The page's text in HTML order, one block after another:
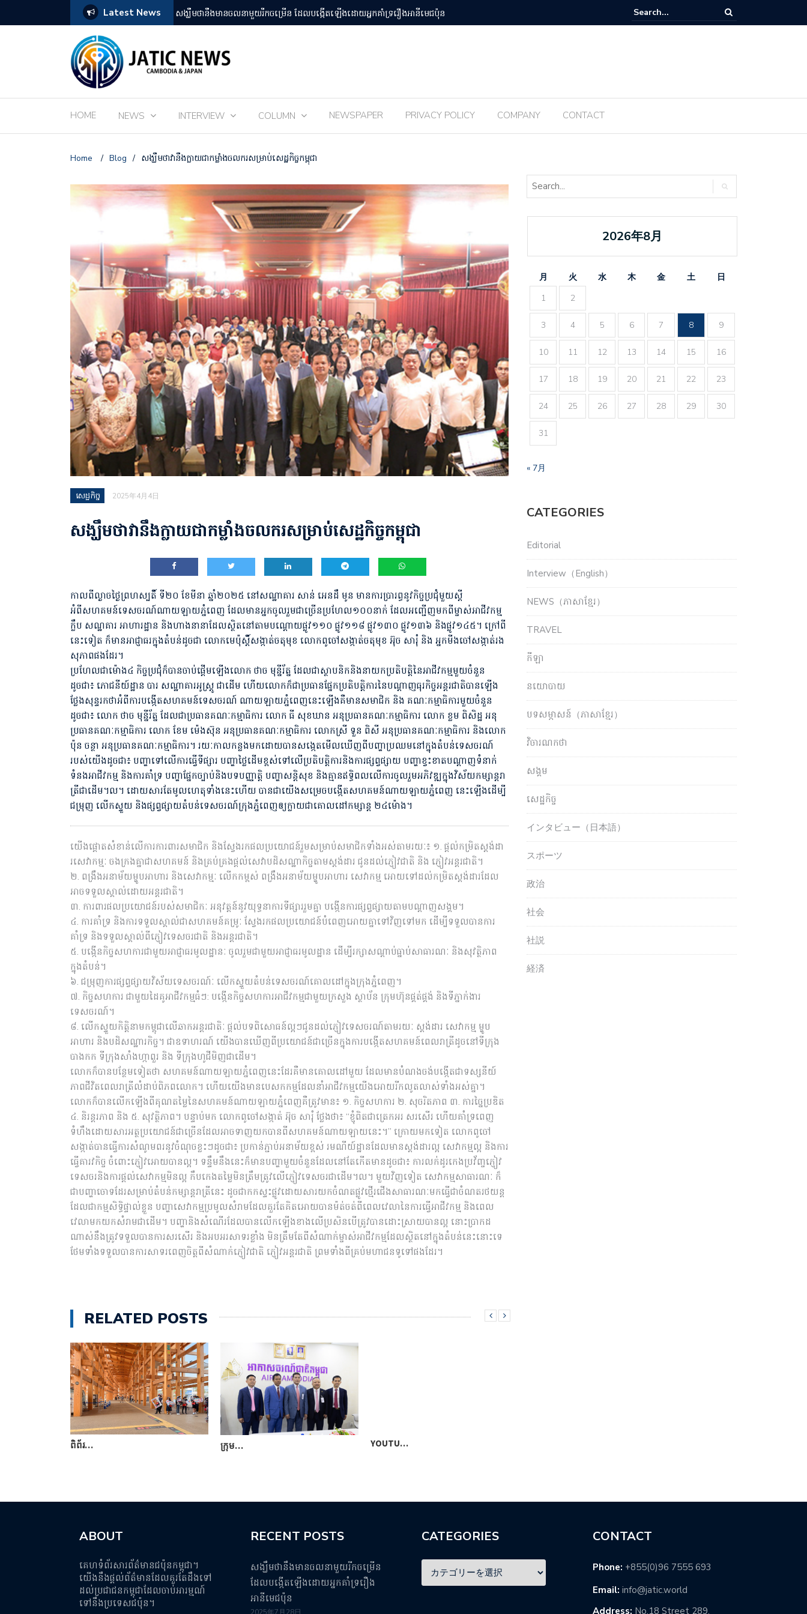
Latest News
ើងដោយអ្នកគាំទ្ររឿងអានីមេជប៉ុន ពិព័រណ៌ EXPO 2025 នៅតំបន់Osaka Kansai ពិធីបុណ្យ Tanabata ប្រចាំឆ្នាំ ២០២៥ ត្រូវបានធ្វើឡើងម្តងទៀតនៅឆ្នាំនេះ
HOME NEWS INTERVIEW COLUMN NEWSPAPER PRIVACY POLICY COMPANY CONTACT
Home / Blog / សង្ឃឹមថាវានឹងក្លាយជាកម្លាំងចលករសម្រាប់សេដ្ឋកិច្ចកម្ពុជា
សេដ្ឋកិច្ច 2025年4月4日
សង្ឃឹមថាវានឹងក្លាយជាកម្លាំងចលករសម្រាប់សេដ្ឋកិច្ចកម្ពុជា
កាលពីល្ងាចថ្ងៃព្រហស្បតិ៍ ទី២០ ខែមីនា ឆ្នាំ២០២៥ នៅសណ្ឋាគារ សាន់ អេនដឹ មូន មានការប្រារព្ធនូវកិច្ចប្រជុំមួយស្តី
អំពីសហគមន៍ទេសចរណ៍ណាយឡាយភ្នំពេញ ដែលមានអ្នកចូលរួមជាច្រើនប្រហែល១០០នាក់ ដែលអញ្ជើញមកពីម្ចាស់អាជីវកម្ម
ក្លឹប សណ្ឋគារ អាហារដ្ឋាន និងហាងនានាដែលស្ថិតនៅតាមបណ្តោយផ្លូវ១១០ ផ្លូវ១១៨ ផ្លូវ១៣០ ផ្លូវ១៣៦ និងផ្លូវ១៤៥។ ក្រៅពី
នេះទៀត ក៏មានអាជ្ញាធរក្នុងតំបន់ដូចជា លោកមេប៉ុស្តិ៍សង្កាត់ចតុមុខ លោកពូចៅសង្កាត់ចតុមុខ អ៊ុច សារុំ និង អ្នកមីងចៅសង្កាត់រង
សុភាពផងដែរ។
ប្រហែលជាម៉ោង៤ កិច្ចប្រជុំក៏បានចាប់ផ្តើមឡើងលោក ថាច មុន្នីរ័ត្ន ដែលជាស្ថាបនិកនិងនាយកប្រតិបត្តិនៃអាជីវកម្មមួយចំនួន
ដូចជា៖ ភោជនីយ៍ដ្ឋាន បារ សណ្ឋាគារអូស្រ្តូ ជាដើម ហើយលោកក៏ជាប្រធានផ្នែកប្រតិបត្តិការនៃបណ្តាញធុរកិច្ចអន្តរជាតិបានឡើង
ថ្លែងសុន្ទរកថាអំពីការបង្កើតសហគមន៍ទេសចរណ៍ ណាយឡាយភ្នំពេញនេះឡើងគឺមានសមាជិក និង គណៈកម្មាធិការមួយចំនួន
ដូចជា៖ លោក ថាច មុន្នីរ័ត្ន ដែលជាប្រធានគណៈកម្មាធិការ លោក ធី សុខឃាន អនុប្រធានគណៈកម្មាធិការ លោក ខ្លម ពិសិដ្ឋ អនុ
ប្រធានគណៈកម្មាធិការ លោក ខែម ម៉េងស៊ុន អនុប្រធានគណៈកម្មាធិការ លោកស្រី ទួន ពិសី អនុប្រធានគណៈកម្មាធិការ និង​លោក
ប៉ុន ចន្ថា អនុប្រធានគណៈកម្មាធិការ។ រយៈកាលកន្លងមកដោយបានសង្កេតមើលឃើញពីបញ្ហាប្រឈមនៅក្នុងតំបន់ទេសចរណ៍
របស់យើងដូចជា៖ បញ្ហាទៅលើការធ្វើទីផ្សារ បញ្ហាថ្លៃដើមខ្ពស់ទៅលើប្រតិបត្តិការនិងការផ្សព្វផ្សាយ បញ្ហាខ្វះខាតបណ្តាញទំនាក់
ទំនងអាជីវកម្ម និងការគាំទ្រ បញ្ហាផ្នែកច្បាប់និងបទបញ្ញាត្តិ បញ្ហាសន្តិសុខ និងគ្មានឥទ្ធិពលលើការចូលរួមអភិវឌ្ឍក្នុងវិស័យកម្សាន្តរា
ត្រីជាដើម។ល។ ដោយសារតែមូលហេតុទាំងនេះហើយ បានជាយើងសម្រេចបង្កើតសហគមន៍ណាយឡាយភ្នំពេញ នេះឡើងដើម្បី
ជម្រុញ លើកស្ទួយ និងផ្សព្វផ្សាយតំបន់ទេសចរណ៍ក្រុងភ្នំពេញឲ្យក្លាយជាគោលដៅកម្សាន្ត ២៤ម៉ោង។
យើងផ្តោតសំខាន់លើការការពារសមាជិក និងស្វែងរកផលប្រយោជន៍រួមសម្រាប់សមាជិកទាំងអស់តាមរយៈ៖ ១. ផ្តល់កម្រិតស្តង់ដា
រសេវាកម្មៈ ចងក្រងគ្នាជាសហគមន៍ និងគ្រប់គ្រងផ្តល់សេវាបដិសណ្ឋាកិច្ចតាមស្តង់ដារ ជូនដល់ភ្ញៀវជាតិ និង ភ្ញៀវអន្តរជាតិ។
២. ពង្រឹងអនាម័យម្ហូបអាហារ និងសេវាកម្មៈ លើកកម្ពស់ ពង្រឹងអនាម័យម្ហូបអាហារ សេវាកម្ម អោយទៅដល់កម្រិតស្តង់ដារដែល
អាចទទួលស្គាល់ដោយអន្តរជាតិ។
៣. ការពារផលប្រយោជន៍របស់សមាជិកៈ អនុវត្តន៍នូវយុទ្ធនាការទីផ្សាររួមគ្នា បង្កើនការផ្សព្វផ្សាយតាមបណ្តាញសង្គម។
៤. ការគាំទ្រ និងការទទួលស្គាល់ជាសហគមន៍គម្រូៈ ស្វែងរកផលប្រយោជន៍បំពេញអោយគ្នាទៅវិញទៅមក ដើម្បីទទួលបានការ
គាំទ្រ និងទទួលស្គាល់ពីភ្ញៀវទេសចរជាតិ និងអន្តរជាតិ។
៥. បង្កើនកិច្ចសហការជាមួយអាជ្ញាធរមូលដ្ឋានៈ ចូលរួមជាមួយអាជ្ញាធរមូលដ្ឋាន ដើម្បីរក្សាសណ្តាប់ធ្នាប់សាធារណៈ និងសុវត្ថិភាព
ក្នុងតំបន់។
៦. ជម្រុញការផ្សព្វផ្សាយវិស័យទេសចរណ៍ៈ លើកស្ទួយតំបន់ទេសចរណ៍គោលដៅក្នុងក្រុងភ្នំពេញ។
៧. កិច្ចសហការ ជាមួយដៃគូអាជីវកម្មធំៗ: បង្កើនកិច្ចសហការអាជីវកម្មជាមួយក្រសួង ស្ថាប័ន ក្រុមហ៊ុនផ្គត់ផ្គង់ និងទីភ្នាក់ងារ
ទេសចរណ៍។
៨. លើកស្ទួយកិត្តិនាមកម្ពុជាលើឆាកអន្តរជាតិៈ ផ្តល់បទពិសោធន៍ល្អៗជូនដល់ភ្ញៀវទេសចរណ៍តាមរយៈ ស្តង់ដារ សេវាកម្ម ម្ហូប
អាហារ និងបដិសណ្ឋារកិច្ច។ ជាឧទាហរណ៍ យើងបានឃើញពីប្រយោជន៍ជាច្រើនក្នុងការបង្កើតសហគមន៍ពេលរាត្រីដូចនៅទីក្រុង
បាងកក ទីក្រុងសាំងហ្កាពួរ និង ទីក្រុងហូជីមិញជាដើម។
លោកក៏បានបន្ថែមទៀតថា សហគមន៍ណាយឡាយភ្នំពេញនេះដែរគឺមានគោលដៅមួយ ដែលមានបំណងចង់បង្កើតជាទស្សនីយ៍
ភាពជីវិតពេលរាត្រីលំដាប់ពិភពលោក។ ហើយយើងមានបេសកកម្មដែលនាំអាជីវកម្មយើងអោយរីកលូតលាស់ទាំងអស់គ្នា។
លោកក៏បានលើកឡើងពីគុណតម្លៃនៃសហគមន៍ណាយឡាយភ្នំពេញគឺត្រូវមាន៖ ១. កិច្ចសហការ ២. សុចរិតភាព ៣. ការច្នៃប្រឌិត
៤.​ និរន្តរភាព និង ៥. សុវត្ថិភាព។ បន្ទាប់មក លោកពូចៅសង្កាត់ អ៊ុច សារុំ ថ្លែងថា៖ “ខ្ញុំពិតជាត្រេកអរ សរសើរ ហើយគាំទ្រពេញ
ទំហឹងដោយសារអត្ថប្រយោជន៍ជាច្រើនដែលអាចទាញយកបានពីសហគមន៍ណាយឡាយនេះ។” ក្រោយមកទៀត លោកពូចៅ
សង្កាត់បានធ្វើការសំណូមពរនូវចំណុចខ្លះៗដូចជា៖ ប្រកាន់ភ្ជាប់អនាម័យខ្ពស់ រមណីយ៍ដ្ឋានដែលមានស្តង់ដារល្អ សេវាកម្មល្អ និងការ
ធ្វើគារវកិច្ច ចំពោះភ្ញៀវអោយបានល្អ។ ទន្ទឹមនឹងនេះក៏មានបញ្ហាមួយចំនួនដែលនៅតែកើតមានដូចជា៖ ការលក់ដូរកេងប្រវ័ញ្ចភ្ញៀវ
ទេសចរនិងការផ្តល់សេវាកម្មមិនល្អ កឹបកេងតម្លៃមិនត្រឹមត្រូវលើភ្ញៀវទេសចរជាដើម។ល។ មួយវិញទៀត សេវាកម្មសាធារណៈ ក៏
ជាបញ្ហាចោទដែរសម្រាប់តំបន់កម្សាន្តរាត្រីនេះ ដូចជាកកស្ទះផ្លូវដោយសារយកចំណតផ្លូវថ្មើរជើងសាធារណៈមកធ្វើជាចំណតរថយន្ត
ដែលជាកម្មសិទ្ធិផ្ទាល់ខ្លួន បញ្ហាសេវាកម្មប្រមូលសំរាមដែលគួរតែគិតអោយបានម៉ត់ចត់ពីពេលវេលានៃការធ្វើអាជីវកម្ម និងពេល
វេលាមកយកសំរាមជាដើម។ បញ្ហានិងសំណើរដែលបានលើកឡើងខាងលើប្រសិនបើត្រូវបានដោះស្រាយបានល្អ នោះប្រាកដ
ណាស់នឹងត្រូវទទួលបានការសរសើរ និងអបអរសាទរខ្លាំង មិនត្រឹមតែពីសំណាក់ម្ចាស់អាជីវកម្មដែលស្ថិតនៅក្នុងតំបន់នេះនោះទេ
ថែមទាំងទទួលបានការសាទរពេញចិត្តពីសំណាក់ភ្ញៀវជាតិ ភ្ញៀវអន្តរជាតិ ព្រមទាំងពីគ្រប់មហាជនទូទៅផងដែរ។
RELATED POSTS
ពិព័រ… ក្រុម… YOUTU…
2026年8月
月 火 水 木 金 土
日
1
2
3 4 5 6 7 8 9
10 11 12 13 14 15 16
17 18 19 20 21 22 23
24 25 26 27 28 29 30
31
« 7月
CATEGORIES
Editorial
Interview（English）
NEWS（ភាសាខ្មែរ）
TRAVEL
កីឡា
នយោបាយ
បទសម្ភាសន៍（ភាសាខ្មែរ）
វិចារណកថា
សង្គម
សេដ្ឋកិច្ច
インタビュー（日本語）
スポーツ
政治
社会
社説
経済
ABOUT
គេហទំព័រសារព័ត៌មានជប៉ុនកម្ពុជា។
យើងនឹងផ្តល់ព័ត៌មានដែលគួរតែដឹងទៅ
ដល់ប្រជាជនកម្ពុជាដែលចាប់អារម្មណ៍
ទៅនឹងប្រទេសជប៉ុន។
RECENT POSTS
សង្ឃឹមថានឹងមានចលនាមួយរីកចម្រើន
ដែលបង្កើតឡើងដោយអ្នកគាំទ្ររឿង
អានីមេជប៉ុន
CATEGORIES CONTACT
Phone: +855(0)96 7555 693
Email: info@jatic.world
Address: No,18 Street 289,